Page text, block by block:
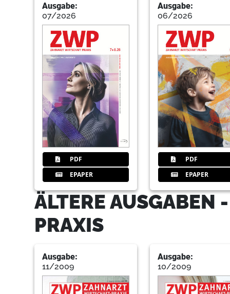
Ausgabe:
07/2026
PDF
EPAPER
Ausgabe:
06/2026
PDF
EPAPER
ÄLTERE AUSGABEN
PRAXIS
Ausgabe:
11/2009
Ausgabe:
10/2009